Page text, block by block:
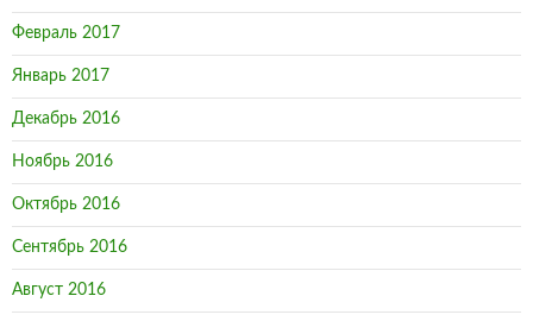
Февраль 2017
Январь 2017
Декабрь 2016
Ноябрь 2016
Октябрь 2016
Сентябрь 2016
Август 2016